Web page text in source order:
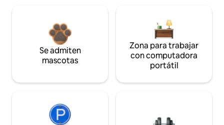
Se admiten
mascotas
Zona para trabajar
con computadora
portátil